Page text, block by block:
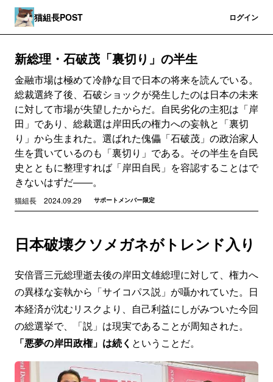
猫組長POST ログイン
新総理・石破茂「裏切り」の半生
金融市場は極めて冷静な目で日本の将来を読んでいる。
総裁選終了後、石破ショックが発生したのは日本の未来
に対して市場が失望したからだ。自民劣化の主犯は「岸
田」であり、総裁選は岸田氏の権力への妄執と「裏切
り」から生まれた。選ばれた傀儡「石破茂」の政治家人
生を貫いているのも「裏切り」である。その半生を自民
史とともに整理すれば「岸田自民」を容認することはで
きないはずだ――。
猫組長 2024.09.29 サポートメンバー限定
日本破壊クソメガネがトレンド入り
安倍晋三元総理逝去後の岸田文雄総理に対して、権力へ
の異様な妄執から「サイコパス説」が囁かれていた。日
本経済が沈むリスクより、自己利益にしがみついた今回
の総選挙で、「説」は現実であることが周知された。
「悪夢の岸田政権」は続く ということだ。